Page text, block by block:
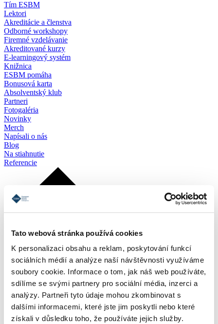
Tato webová stránka používá cookies
K personalizaci obsahu a reklam, poskytování funkcí
sociálních médií a analýze naší návštěvnosti využíváme
soubory cookie. Informace o tom, jak náš web používáte,
sdílíme se svými partnery pro sociální média, inzerci a
analýzy. Partneři tyto údaje mohou zkombinovat s
dalšími informacemi, které jste jim poskytli nebo které
získali v důsledku toho, že používáte jejich služby.
Tím ESBM
Lektori
Akreditácie a členstva
Odborné workshopy
Firemné vzdelávanie
Akreditované kurzy
E-learningový systém
Knižnica
ESBM pomáha
Bonusová karta
Absolventský klub
Partneri
Fotogaléria
Novinky
Merch
Napísali o nás
Blog
Na stiahnutie
Referencie